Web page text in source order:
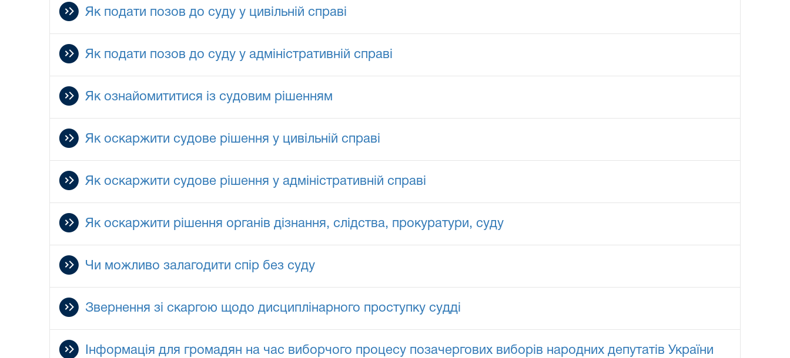
Як подати позов до суду у цивільній справі
Як подати позов до суду у адміністративній справі
Як ознайомититися із судовим рішенням
Як оскаржити судове рішення у цивільній справі
Як оскаржити судове рішення у адміністративній справі
Як оскаржити рішення органів дізнання, слідства, прокуратури, суду
Чи можливо залагодити спір без суду
Звернення зі скаргою щодо дисциплінарного проступку судді
Інформація для громадян на час виборчого процесу позачергових виборів народних депутатів України